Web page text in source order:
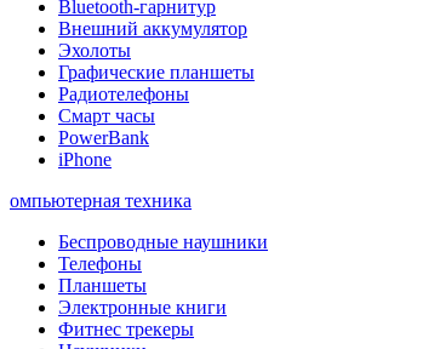
Bluetooth-гарнитур
Внешний аккумулятор
Эхолоты
Графические планшеты
Радиотелефоны
Смарт часы
PowerBank
iPhone
омпьютерная техника
Беспроводные наушники
Телефоны
Планшеты
Электронные книги
Фитнес трекеры